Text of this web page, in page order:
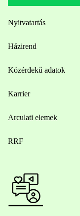
Nyitvatartás
Házirend
Közérdekű adatok
Karrier
Arculati elemek
RRF